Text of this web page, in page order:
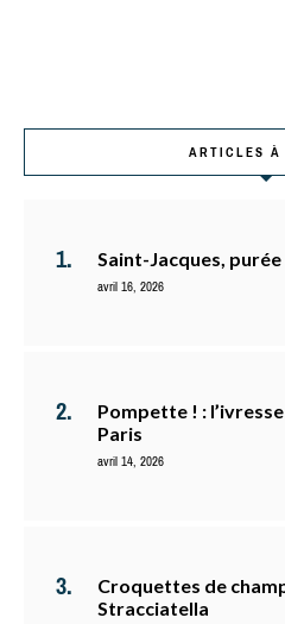
ARTICLES
Saint-Jacques,
avril 16, 2026
Pompette ! :
Paris
avril 14, 2026
Croquettes de
Stracciatella